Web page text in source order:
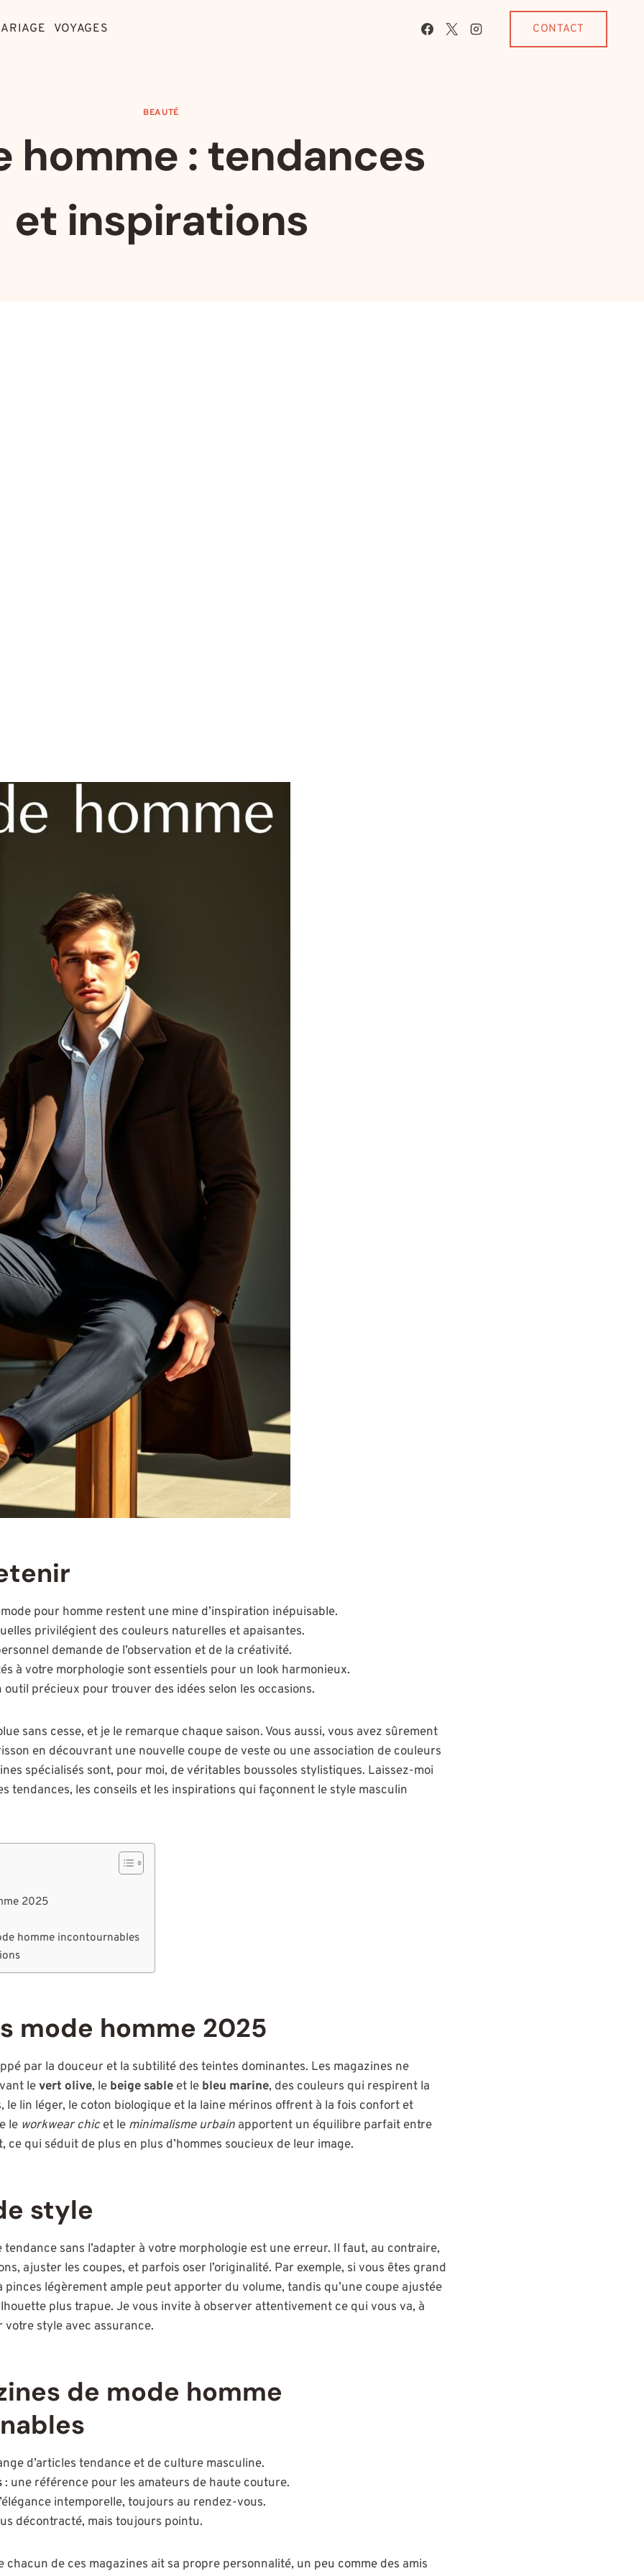
VOYAGES CONTACT
BEAUTÉ
homme : tendances
et inspirations
pour homme restent une mine d’inspiration inépuisable.
privilégient des couleurs naturelles et apaisantes.
demande de l’observation et de la créativité.
à votre morphologie sont essentiels pour un look harmonieux.
outil précieux pour trouver des idées selon les occasions.
sans cesse, et je le remarque chaque saison. Vous aussi, vous avez sûrement
en découvrant une nouvelle coupe de veste ou une association de couleurs
spécialisés sont, pour moi, de véritables boussoles stylistiques. Laissez-moi
tendances, les conseils et les inspirations qui façonnent le style masculin
2025
homme incontournables
mode homme 2025
par la douceur et la subtilité des teintes dominantes. Les magazines ne
levert olive, le beige sable et le bleu marine, des couleurs qui respirent la
le lin léger, le coton biologique et la laine mérinos offrent à la fois confort et
le workwear chicet le minimalisme urbain apportent un équilibre parfait entre
qui séduit de plus en plus d’hommes soucieux de leur image.
style
tendance sans l’adapter à votre morphologie est une erreur. Il faut, au contraire,
ajuster les coupes, et parfois oser l’originalité. Par exemple, si vous êtes grand
pinces légèrement ample peut apporter du volume, tandis qu’une coupe ajustée
plus trapue. Je vous invite à observer attentivement ce qui vous va, à
style avec assurance.
de mode homme
d’articles tendance et de culture masculine.
: une référence pour les amateurs de haute couture.
intemporelle, toujours au rendez-vous.
décontracté, mais toujours pointu.
de ces magazines ait sa propre personnalité, un peu comme des amis